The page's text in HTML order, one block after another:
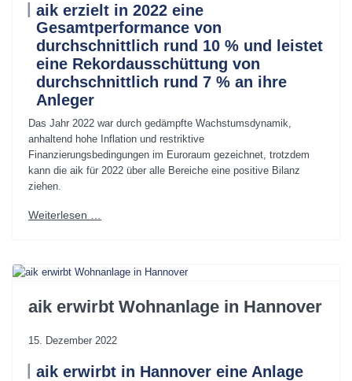
aik erzielt in 2022 eine
Gesamtperformance von
durchschnittlich rund 10 % und leistet
eine Rekordausschüttung von
durchschnittlich rund 7 % an ihre
Anleger
Das Jahr 2022 war durch gedämpfte Wachstumsdynamik,
anhaltend hohe Inflation und restriktive
Finanzierungsbedingungen im Euroraum gezeichnet, trotzdem
kann die aik für 2022 über alle Bereiche eine positive Bilanz
ziehen.
Weiterlesen …
aik erwirbt Wohnanlage in Hannover
15. Dezember 2022
aik erwirbt in Hannover eine Anlage